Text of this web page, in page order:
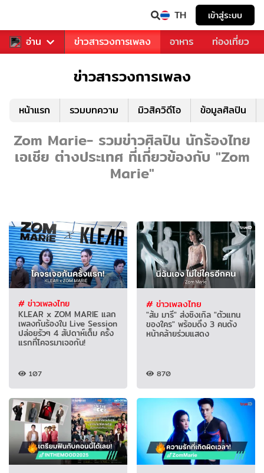
TH เข้าสู่ระบบ
อ่าน
ข่าวบันเทิง ข่าวสารวงการเพลง อาหาร ท่องเที่ยว
ข่าวสารวงการเพลง
หน้าแรก รวมบทความ มิวสิควิดีโอ ข้อมูลศิลปิน
Zom Marie- รวมข่าวศิลปิน นักร้องไทย
เอเชีย ต่างประเทศ ที่เกี่ยวข้องกับ "Zom
Marie"
# ข่าวเพลงไทย
KLEAR x ZOM MARIE แลก
เพลงกันร้องใน Live Session
ปล่อยรัวๆ 4 สัปดาห์เต็ม ครั้ง
แรกที่โคจรมาเจอกัน!
107
# ข่าวเพลงไทย
"ส้ม มารี" ส่งซิงเกิล "ตัวแทน
ของใคร" พร้อมดึง 3 คนดัง
หน้าคล้ายร่วมแสดง
870